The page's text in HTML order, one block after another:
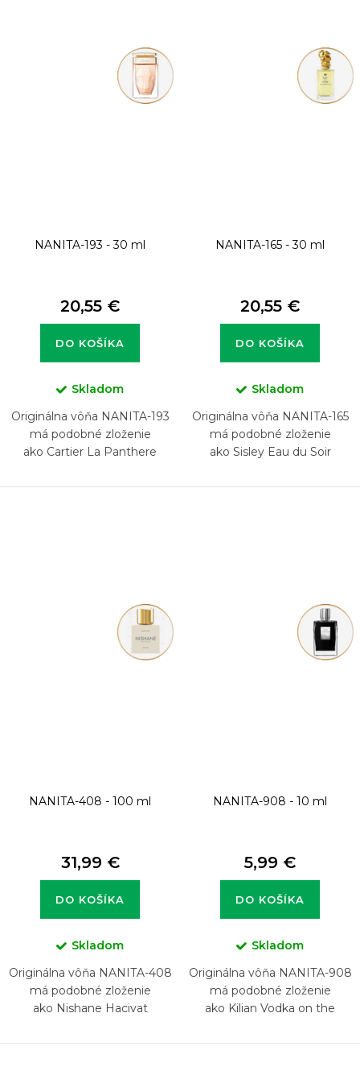
NANITA-193 - 30 ml
20,55 €
DO KOŠÍKA
Skladom
Originálna vôňa NANITA-193
má podobné zloženie
ako Cartier La Panthere
NANITA-165 - 30 ml
20,55 €
DO KOŠÍKA
Skladom
Originálna vôňa NANITA-165
má podobné zloženie
ako Sisley Eau du Soir
NANITA-408 - 100 ml
31,99 €
DO KOŠÍKA
Skladom
Originálna vôňa NANITA-408
má podobné zloženie
ako Nishane Hacivat
NANITA-908 - 10 ml
5,99 €
DO KOŠÍKA
Skladom
Originálna vôňa NANITA-908
má podobné zloženie
ako Kilian Vodka on the